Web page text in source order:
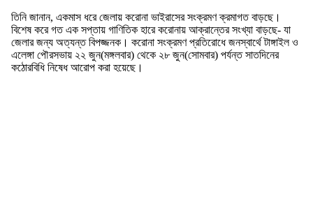
তিনি জানান, একমাস ধরে জেলায় করোনা ভাইরাসের সংক্রমণ ক্রমাগত বাড়ছে।
বিশেষ করে গত এক সপ্তায় গাণিতিক হারে করোনায় আক্রান্তের সংখ্যা বাড়ছে- যা
জেলার জন্য অত্যন্ত বিপজ্জনক। করোনা সংক্রমণ প্রতিরোধে জনস্বার্থে টাঙ্গাইল ও
এলেঙ্গা পৌরসভায় ২২ জুন(মঙ্গলবার) থেকে ২৮ জুন(সোমবার) পর্যন্ত সাতদিনের
কঠোরবিধি নিষেধ আরোপ করা হয়েছে।